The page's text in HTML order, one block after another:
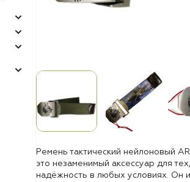
Ремень тактический нейлоновый
это незаменимый аксессуар для
надёжность в любых условиях. Он